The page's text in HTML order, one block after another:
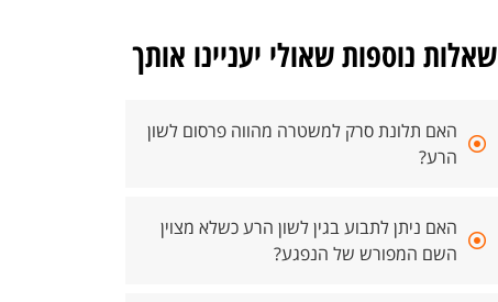
שאלות נוספות שאולי יעניינו אותך
האם תלונת סרק למשטרה מהווה פרסום לשון
הרע?
האם ניתן לתבוע בגין לשון הרע כשלא מצוין
השם המפורש של הנפגע?